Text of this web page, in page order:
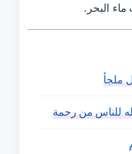
البحر.
ملجأ
للناس من رحمة